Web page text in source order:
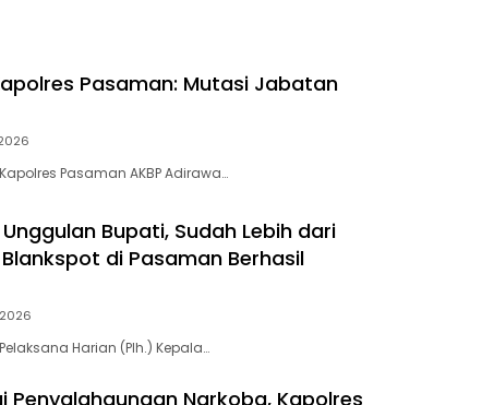
Pasaman: Mutasi Jabatan
Kapolres Pasaman AKBP Adirawa…
Bupati, Sudah Lebih dari
di Pasaman Berhasil
Pelaksana Harian (Plh.) Kepala…
Penyalahgunaan Narkoba, Kapolres